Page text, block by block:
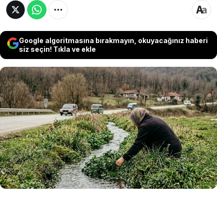
Google algoritmasına bırakmayın, okuyacağınız haberi
siz seçin! Tıkla ve ekle
Yapılan araştırmada 100 tam puan alarak
dünyanın en besleyici sebzesi seçilen su teresi,
Türkiye'de yol kenarlarındaki su arklarında ve
sulak alanlarda kendiliğinden yetişmesine
rağmen tüketim alışkanlıkları arasında yer
almıyor.